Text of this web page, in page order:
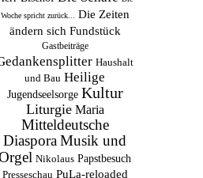
Woche spricht zurück...
Die Zeiten
ändern sich Fundstück
Gastbeiträge
Haushalt
und Bau Heilige
Jugendseelsorge Kultur
Liturgie Maria
Mitteldeutsche
Diaspora Musik und
Nikolaus Papstbesuch
Presseschau PuLa-reloaded